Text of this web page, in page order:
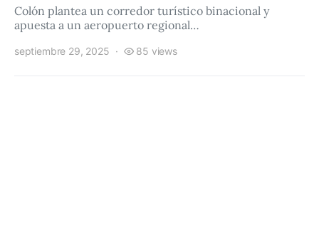
Colón plantea un corredor turístico binacional y
apuesta a un aeropuerto regional…
septiembre 29, 2025 85 views